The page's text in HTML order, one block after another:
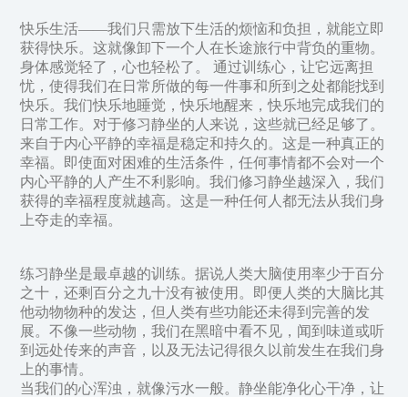
快乐生活——我们只需放下生活的烦恼和负担，就能立即
获得快乐。这就像卸下一个人在长途旅行中背负的重物。
身体感觉轻了，心也轻松了。 通过训练心，让它远离担
忧，使得我们在日常所做的每一件事和所到之处都能找到
快乐。我们快乐地睡觉，快乐地醒来，快乐地完成我们的
日常工作。对于修习静坐的人来说，这些就已经足够了。
来自于内心平静的幸福是稳定和持久的。这是一种真正的
幸福。即使面对困难的生活条件，任何事情都不会对一个
内心平静的人产生不利影响。我们修习静坐越深入，我们
获得的幸福程度就越高。这是一种任何人都无法从我们身
上夺走的幸福。
练习静坐是最卓越的训练。据说人类大脑使用率少于百分
之十，还剩百分之九十没有被使用。即便人类的大脑比其
他动物物种的发达，但人类有些功能还未得到完善的发
展。不像一些动物，我们在黑暗中看不见，闻到味道或听
到远处传来的声音，以及无法记得很久以前发生在我们身
上的事情。
当我们的心浑浊，就像污水一般。静坐能净化心干净，让